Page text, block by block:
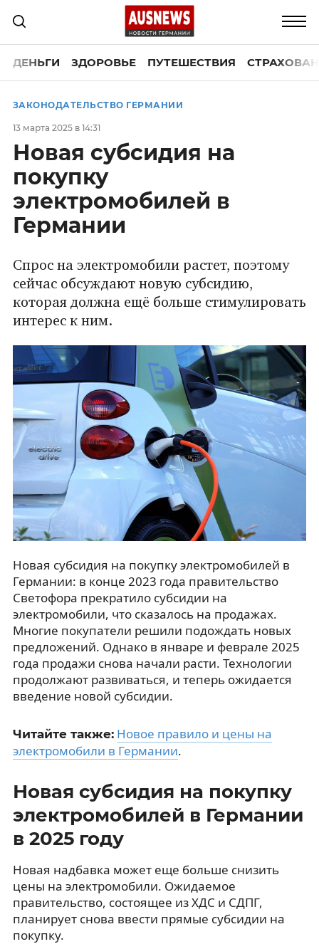
ДЕНЬГИ ЗДОРОВЬЕ ПУТЕШЕСТВИЯ
ЗАКОНОДАТЕЛЬСТВО ГЕРМАНИИ
13 марта 2025 в 14:31
Новая субсидия на
покупку
электромобилей в
Германии
Спрос на электромобили растет, поэтому
сейчас обсуждают новую субсидию,
которая должна ещё больше стимулировать
интерес к ним.
Новая субсидия на покупку электромобилей в
Германии: в конце 2023 года правительство
Светофора прекратило субсидии на
электромобили, что сказалось на продажах.
Многие покупатели решили подождать новых
предложений. Однако в январе и феврале 2025
года продажи снова начали расти. Технологии
продолжают развиваться, и теперь ожидается
введение новой субсидии.
Читайте также: Новое правило и цены на
электромобили в Германии.
Новая субсидия на покупку
электромобилей в Германии
в 2025 году
Новая надбавка может еще больше снизить
цены на электромобили. Ожидаемое
правительство, состоящее из ХДС и СДПГ,
планирует снова ввести прямые субсидии на
покупку.